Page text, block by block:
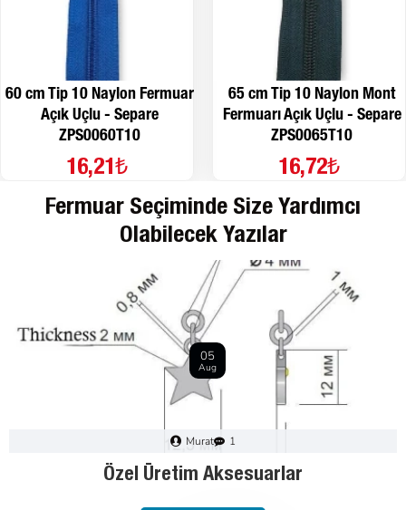
60 cm Tip 10 Naylon Fermuar
Açık Uçlu - Separe
ZPS0060T10
16,21₺
65 cm Tip 10 Naylon Mont
Fermuarı Açık Uçlu - Separe
ZPS0065T10
16,72₺
Fermuar Seçiminde Size Yardımcı
Olabilecek Yazılar
28
Dec
Murat 0
Fermuar Nasıl Seçilir : Adım Adım Kılavuz